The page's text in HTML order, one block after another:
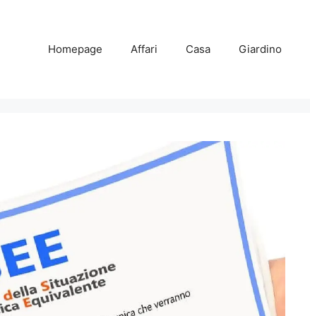
Homepage Affari Casa Giardino